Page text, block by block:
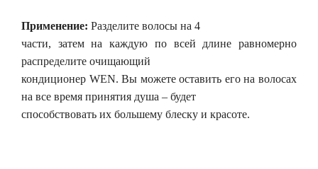
Применение: Разделите волосы на 4
части, затем на каждую по всей длине равномерно
распределите очищающий
кондиционер WEN. Вы можете оставить его на волосах
на все время принятия душа – будет
способствовать их большему блеску и красоте.